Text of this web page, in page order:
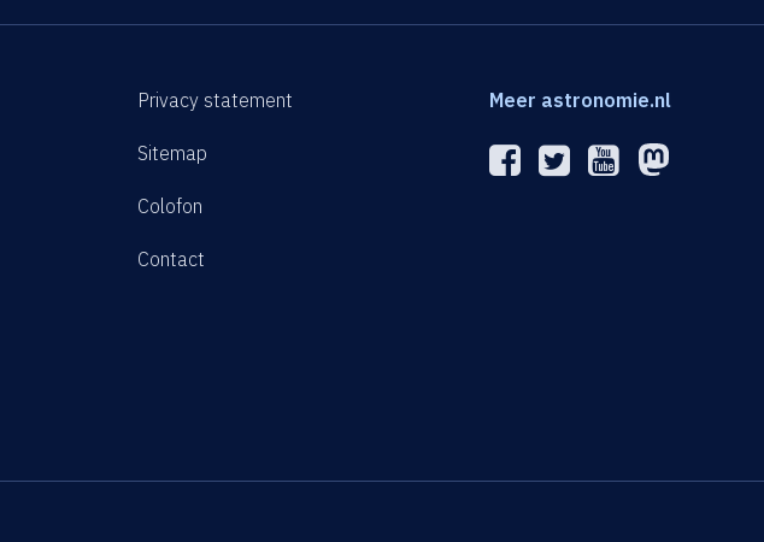
Privacy statement
Sitemap
Colofon
Contact
Meer astronomie.nl